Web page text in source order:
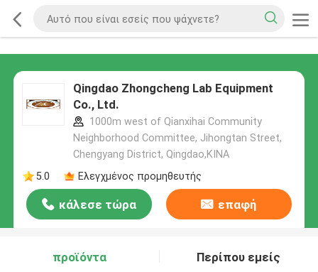
Qingdao Zhongcheng Lab Equipment
Co., Ltd.
1000m west of Qianxihai Community
Neighborhood Committee, Jihongtan Street,
Chengyang District, Qingdao,ΚΙΝΑ
5.0
Ελεγχμένος προμηθευτής
κάλεσε τώρα επαφή
προϊόντα Περίπου εμείς